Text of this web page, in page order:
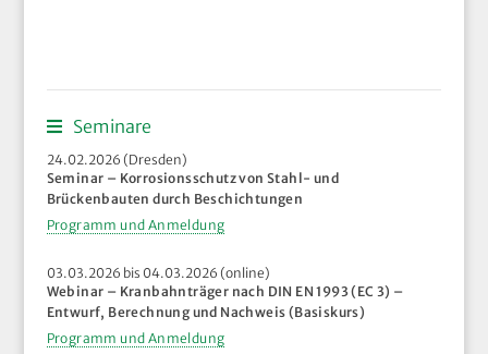
Seminare
24.02.2026 (Dresden)
Seminar – Korrosionsschutz von Stahl- und
Brückenbauten durch Beschichtungen
Programm und Anmeldung
03.03.2026 bis 04.03.2026 (online)
Webinar – Kranbahnträger nach DIN EN 1993 (EC 3) –
Entwurf, Berechnung und Nachweis (Basiskurs)
Programm und Anmeldung